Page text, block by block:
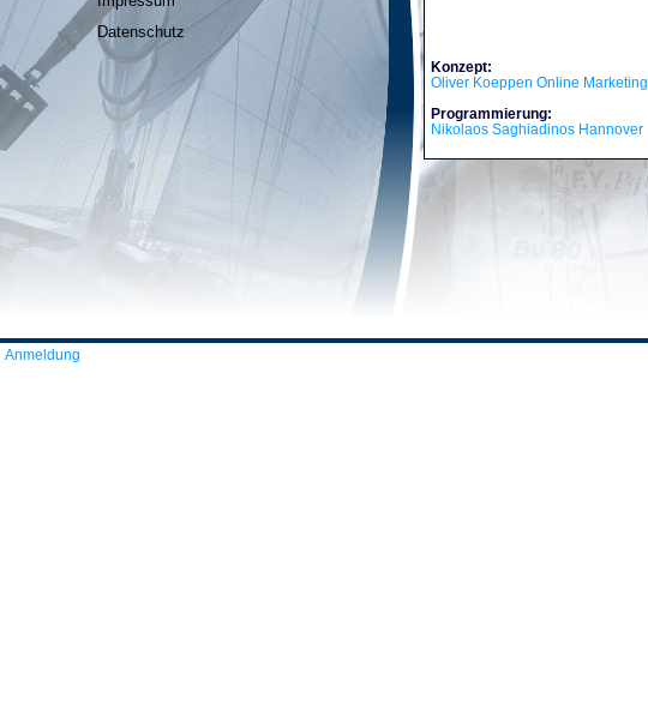
Datenschutz
Konzept:
Oliver Koeppen Online Marketing
Programmierung:
Nikolaos Saghiadinos Hannover
Anmeldung